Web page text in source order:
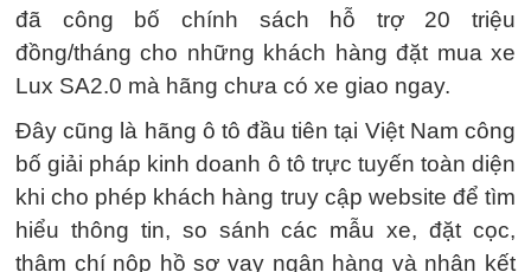
đã công bố chính sách hỗ trợ 20 triệu
đồng/tháng cho những khách hàng đặt mua xe
Lux SA2.0 mà hãng chưa có xe giao ngay.
Đây cũng là hãng ô tô đầu tiên tại Việt Nam công
bố giải pháp kinh doanh ô tô trực tuyến toàn diện
khi cho phép khách hàng truy cập website để tìm
hiểu thông tin, so sánh các mẫu xe, đặt cọc,
thậm chí nộp hồ sơ vay ngân hàng và nhận kết